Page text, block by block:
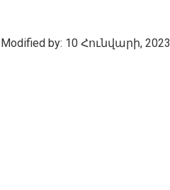
Modified by: 10 Հունվարի, 2023